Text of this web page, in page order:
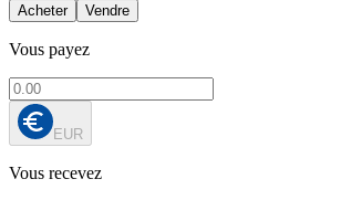
Acheter Vendre
Vous payez
EUR
Vous recevez